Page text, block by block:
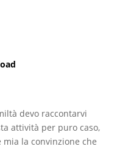
devo raccontarvi
attività per puro caso,
la convinzione che